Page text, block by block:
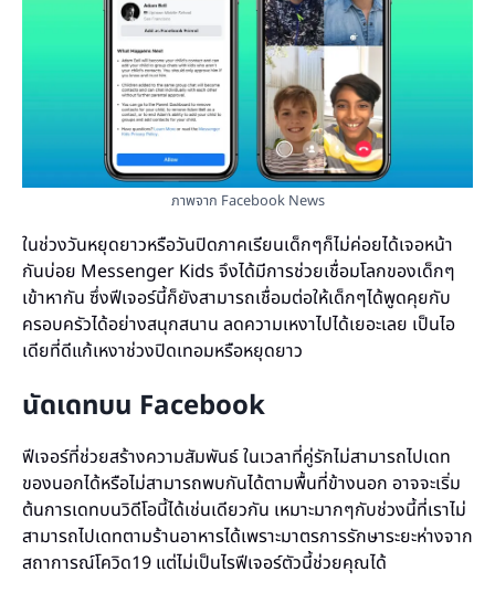
ภาพจาก Facebook News
ในช่วงวันหยุดยาวหรือวันปิดภาคเรียนเด็กๆก็ไม่ค่อยได้เจอหน้า
กันบ่อย Messenger Kids จึงได้มีการช่วยเชื่อมโลกของเด็กๆ
เข้าหากัน ซึ่งฟีเจอร์นี้ก็ยังสามารถเชื่อมต่อให้เด็กๆได้พูดคุยกับ
ครอบครัวได้อย่างสนุกสนาน ลดความเหงาไปได้เยอะเลย เป็นไอ
เดียที่ดีแก้เหงาช่วงปิดเทอมหรือหยุดยาว
นัดเดทบน Facebook
ฟีเจอร์ที่ช่วยสร้างความสัมพันธ์ ในเวลาที่คู่รักไม่สามารถไปเดท
ของนอกได้หรือไม่สามารถพบกันได้ตามพื้นที่ข้างนอก อาจจะเริ่ม
ต้นการเดทบนวิดีโอนี้ได้เช่นเดียวกัน เหมาะมากๆกับช่วงนี้ที่เราไม่
สามารถไปเดทตามร้านอาหารได้เพราะมาตรการรักษาระยะห่างจาก
สถาการณ์โควิด19 แต่ไม่เป็นไรฟีเจอร์ตัวนี้ช่วยคุณได้